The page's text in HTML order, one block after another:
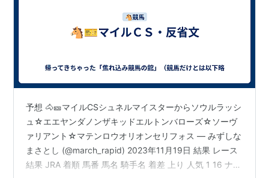
予想 🐴🎫マイルCSシュネルマイスターからソウルラッシ
ュ☆エエヤンダノンザキッドエルトンバローズ☆ソーヴ
ァリアント☆マテンロウオリオンセリフォス — みずしな
まさとし (@march_rapid) 2023年11月19日 結果 レース
結果 JRA 着順 馬番 馬名 騎手名 着差 上り 人気 1 16 ナミ